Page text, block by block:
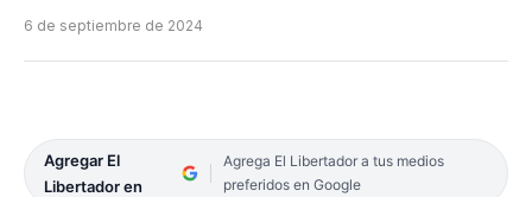
6 de septiembre de 2024
Agregar El
Libertador en
Agrega El Libertador a tus medios
preferidos en Google